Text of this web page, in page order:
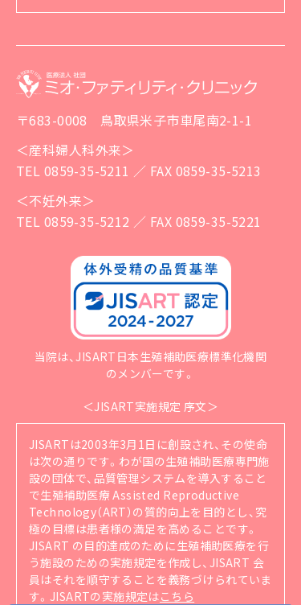
〒683-0008 鳥取県米子市車尾南2-1-1
＜産科婦人科外来＞
TEL 0859-35-5211 ／ FAX 0859-35-5213
＜不妊外来＞
TEL 0859-35-5212 ／ FAX 0859-35-5221
当院は、JISART日本生殖補助医療標準化機関
のメンバーです。
＜JISART実施規定 序文＞
JISARTは2003年3月1日に創設され、その使命
は次の通りです。 わが国の生殖補助医療専門施
設の団体で、品質管理システムを導入すること
で生殖補助医療 Assisted Reproductive
Technology（ART）の質的向上を目的とし、究
極の目標は患者様の満足を高めることです。
JISART の目的達成のために生殖補助医療を行
う施設のための実施規定を作成し、JISART 会
員はそれを順守することを義務づけられていま
す。 JISARTの実施規定はこちら